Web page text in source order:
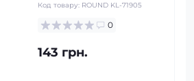
Код товару: ROUND KL-71905
0
143 грн.